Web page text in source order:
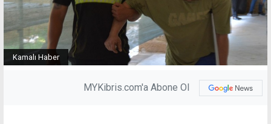
Kamalı Haber
MYKibris.com'a Abone Ol